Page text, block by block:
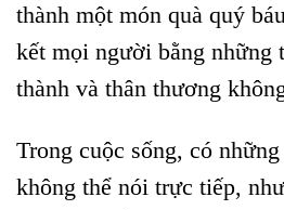
thành một món quà quý
kết mọi người bằng những
thành và thân thương
Trong cuộc sống, có
không thể nói trực tiếp,